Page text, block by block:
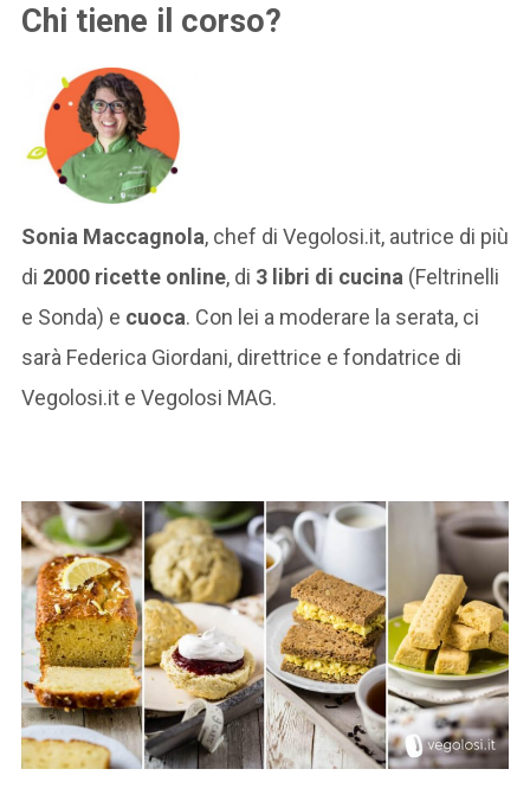
Chi tiene il corso?
Sonia Maccagnola, chef di Vegolosi.it, autrice di più
di 2000 ricette online, di 3 libri di cucina (Feltrinelli
e Sonda) e cuoca. Con lei a moderare la serata, ci
sarà Federica Giordani, direttrice e fondatrice di
Vegolosi.it e Vegolosi MAG.